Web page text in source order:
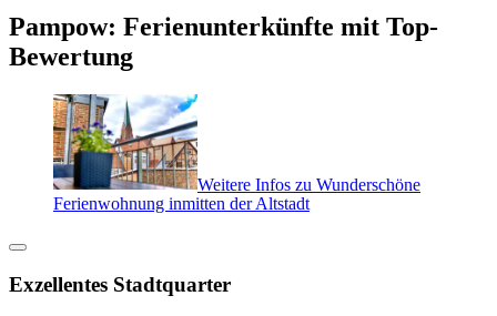
Pampow: Ferienunterkünfte mit Top-
Bewertung
Weitere Infos zu Wunderschöne
Ferienwohnung inmitten der Altstadt
Exzellentes Stadtquarter